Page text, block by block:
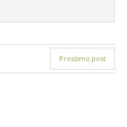
Prossimo post